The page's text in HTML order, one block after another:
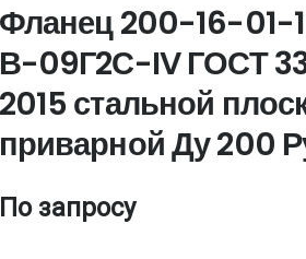
Фланец 200-16-01-
В-09Г2С-IV ГОСТ
2015 стальной
приварной Ду 200
По запросу